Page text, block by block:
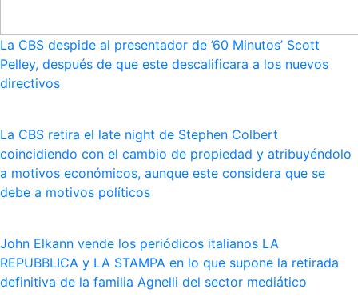
La CBS despide al presentador de ’60 Minutos’ Scott
Pelley, después de que este descalificara a los nuevos
directivos
La CBS retira el late night de Stephen Colbert
coincidiendo con el cambio de propiedad y atribuyéndolo
a motivos económicos, aunque este considera que se
debe a motivos políticos
John Elkann vende los periódicos italianos LA
REPUBBLICA y LA STAMPA en lo que supone la retirada
definitiva de la familia Agnelli del sector mediático